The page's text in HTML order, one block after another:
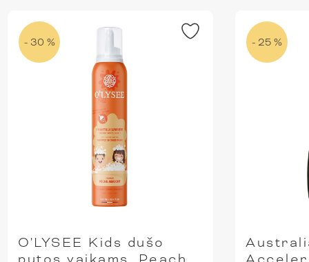
- 30 %
O'LYSEE Kids dušo
putos vaikams, Peach
- 25 %